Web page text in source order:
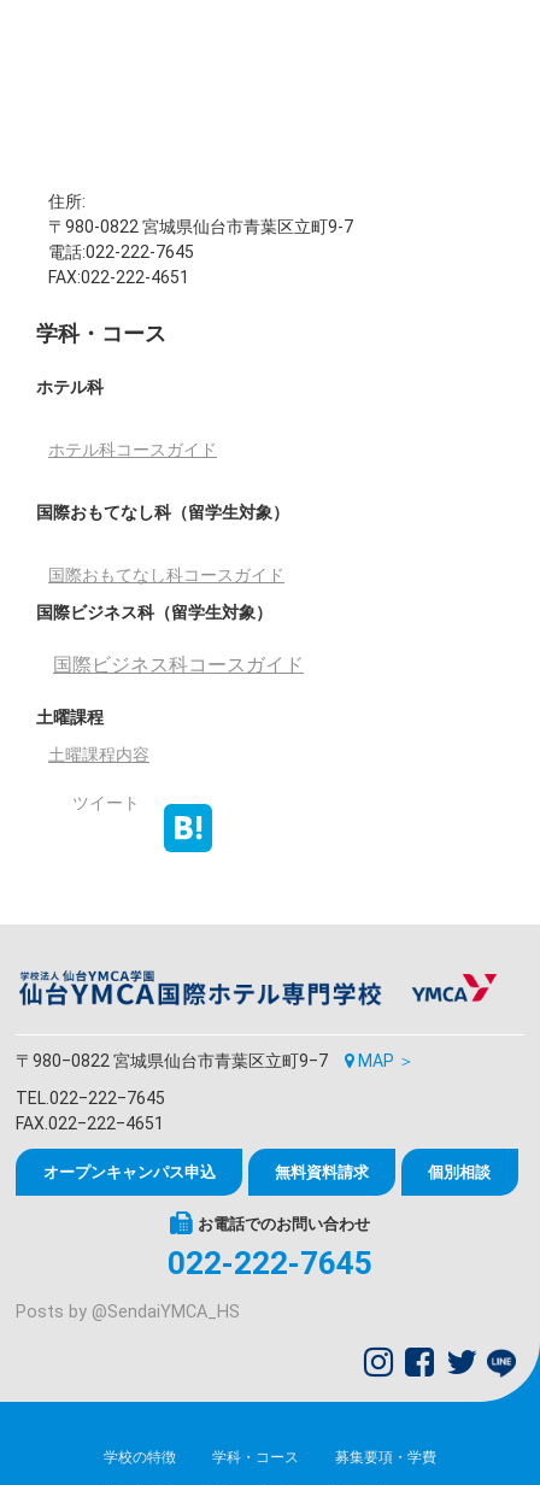
住所:
〒980-0822 宮城県仙台市青葉区立町9-7
電話:022-222-7645
FAX:022-222-4651
学科・コース
ホテル科
ホテル科コースガイド
国際おもてなし科（留学生対象）
国際おもてなし科コースガイド
国際ビジネス科（留学生対象）
国際ビジネス科コースガイド
土曜課程
土曜課程内容
ツイート
〒980‒0822 宮城県仙台市青葉区立町9‒7
MAP ＞
TEL.022‒222‒7645
FAX.022‒222‒4651
オープンキャンパス申込 無料資料請求 個別相談
お電話でのお問い合わせ
022-222-7645
Posts by @SendaiYMCA_HS
学校の特徴 学科・コース 募集要項・学費